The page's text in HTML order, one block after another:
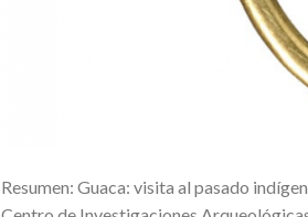
Resumen: Guaca: visita al pasado